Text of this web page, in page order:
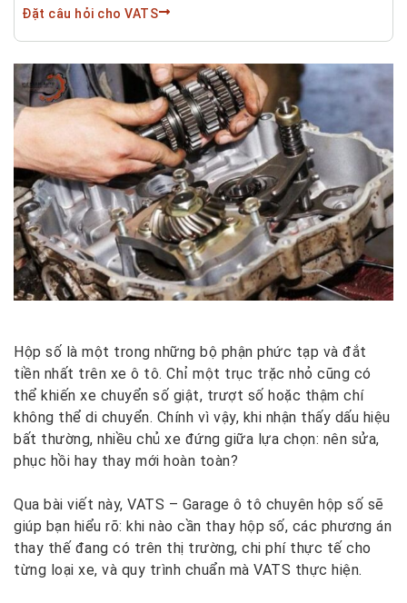
Đặt câu hỏi cho VATS
Hộp số là một trong những bộ phận phức tạp và đắt
tiền nhất trên xe ô tô. Chỉ một trục trặc nhỏ cũng có
thể khiến xe chuyển số giật, trượt số hoặc thậm chí
không thể di chuyển. Chính vì vậy, khi nhận thấy dấu hiệu
bất thường, nhiều chủ xe đứng giữa lựa chọn: nên sửa,
phục hồi hay thay mới hoàn toàn?
Qua bài viết này, VATS – Garage ô tô chuyên hộp số sẽ
giúp bạn hiểu rõ: khi nào cần thay hộp số, các phương án
thay thế đang có trên thị trường, chi phí thực tế cho
từng loại xe, và quy trình chuẩn mà VATS thực hiện.